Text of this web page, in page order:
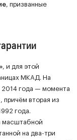
, призванные
, и для этой
МКАД. На
2014 года — момента
вторая из
года.
масштабной
на два-три